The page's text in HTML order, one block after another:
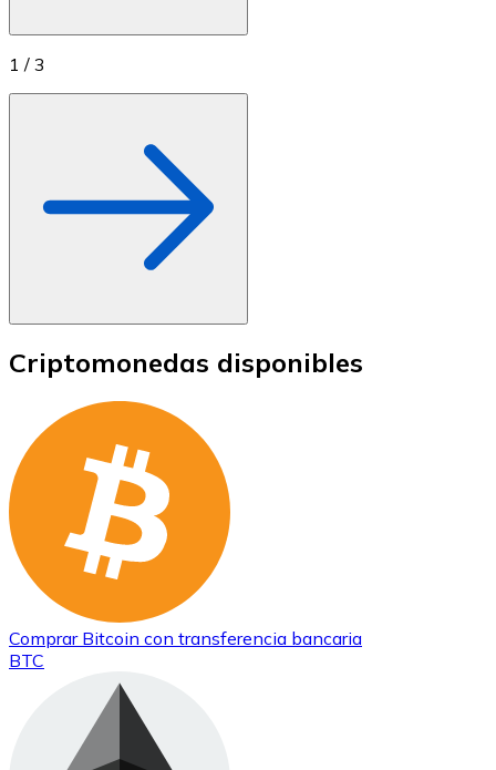
1 / 3
Criptomonedas disponibles
Comprar Bitcoin con transferencia bancaria
BTC